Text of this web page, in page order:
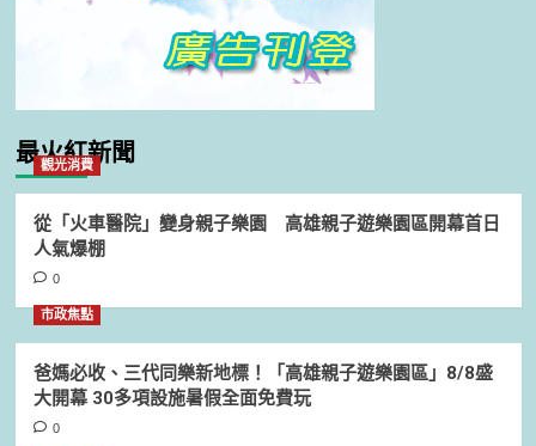
最火紅新聞
觀光消費
從「火車醫院」變身親子樂園 高雄親子遊樂園區開幕首日
人氣爆棚
0
市政焦點
爸媽必收、三代同樂新地標！「高雄親子遊樂園區」8/8盛
大開幕 30多項設施暑假全面免費玩
0